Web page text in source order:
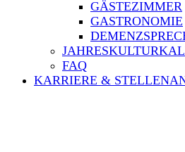
GÄSTEZIMMER
GASTRONOMIE
FAQ
KARRIERE &